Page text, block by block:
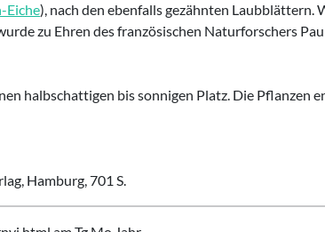
Eiche), nach den ebenfalls gezähnten Laubblättern.
zu Ehren des französischen Naturforschers
halbschattigen bis sonnigen Platz. Die Pflanzen
Hamburg, 701 S.